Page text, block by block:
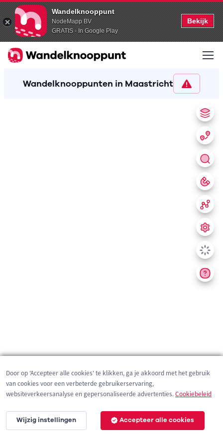
Wandelknooppunt
NodeMapp BV
GRATIS - In Google Play
Bekijk
Wandelknooppunten in Maastricht
3 km
Door op 'Accepteer alle cookies' te klikken, ga je akkoord met het gebruik
van cookies voor een verbeterde gebruikerservaring,
websiteverkeersanalyse en gepersonaliseerde advertenties.Cookiebeleid
Wijzig instellingen Accepteer alle cookies